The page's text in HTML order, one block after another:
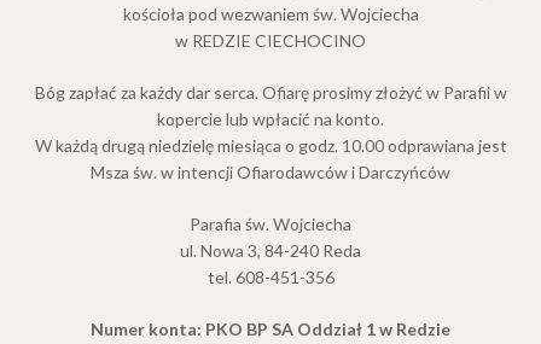
kościoła pod wezwaniem św. Wojciecha
w REDZIE CIECHOCINO
Bóg zapłać za każdy dar serca. Ofiarę prosimy złożyć w Parafii w
kopercie lub wpłacić na konto.
W każdą drugą niedzielę miesiąca o godz. 10.00 odprawiana jest
Msza św. w intencji Ofiarodawców i Darczyńców
Parafia św. Wojciecha
ul. Nowa 3, 84-240 Reda
tel. 608-451-356
Numer konta: PKO BP SA Oddział 1 w Redzie